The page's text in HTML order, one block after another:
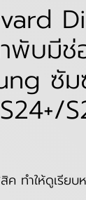
พับมีช่
ซั
ทำให้ดูเรียบ